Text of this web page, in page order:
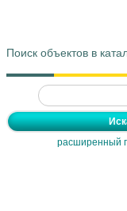
Поиск объектов в
расширенный